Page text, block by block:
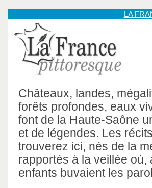
LA
Châteaux, landes,
forêts profondes, eaux
font de la Haute-Saône
et de légendes. Les
trouverez ici, nés de la
rapportés à la veillée
enfants buvaient les